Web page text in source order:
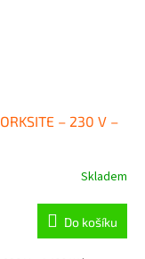
– 230 V –
Skladem
Do košíku